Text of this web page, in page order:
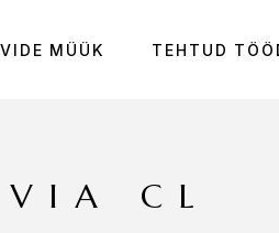
MÜÜK TEHTUD
VIA CL